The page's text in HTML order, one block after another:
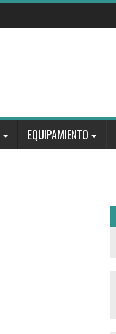
EQUIPAMIENTO